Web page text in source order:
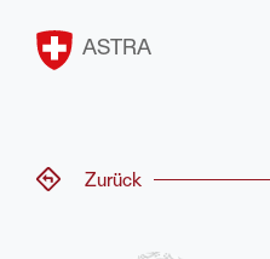
ASTRA
Zurück